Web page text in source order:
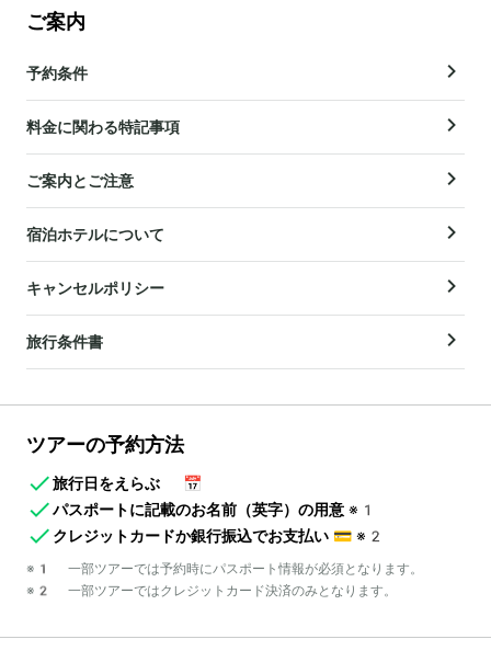
ご案内
予約条件
料金に関わる特記事項
ご案内とご注意
宿泊ホテルについて
キャンセルポリシー
旅行条件書
ツアーの予約方法
旅行日をえらぶ
📅
パスポートに記載のお名前（英字）の用意 ※1
クレジットカードか銀行振込でお支払い 💳 ※2
※1 一部ツアーでは予約時にパスポート情報が必須となります。
※2 一部ツアーではクレジットカード決済のみとなります。